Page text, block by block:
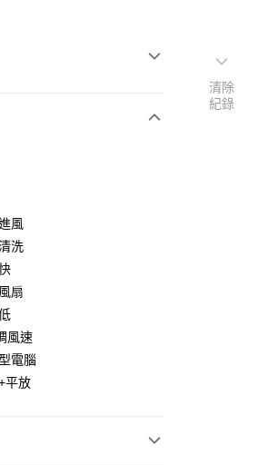
一商業銀行
化商業銀行
豐國際商業銀行
中商業銀行
泰商業銀行
東國際商業銀行
豐商業銀行
一商業銀行
化商業銀行
北富邦商業銀行
中商業銀行
泰商業銀行
東國際商業銀行
風
洗
扇
風速
電腦
平放
清除
紀錄